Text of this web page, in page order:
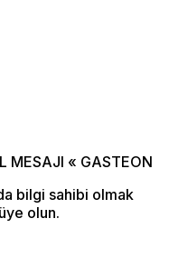
bilgi sahibi olmak
olun.